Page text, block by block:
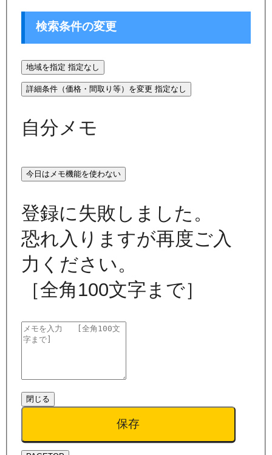
検索条件の変更
地域を指定 指定なし
詳細条件（価格・間取り等）を変更 指定なし
自分メモ
今日はメモ機能を使わない
登録に失敗しました。
恐れ入りますが再度ご入
力ください。
［全角100文字まで］
閉じる
保存